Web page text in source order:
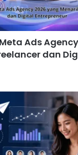
Ads
dan